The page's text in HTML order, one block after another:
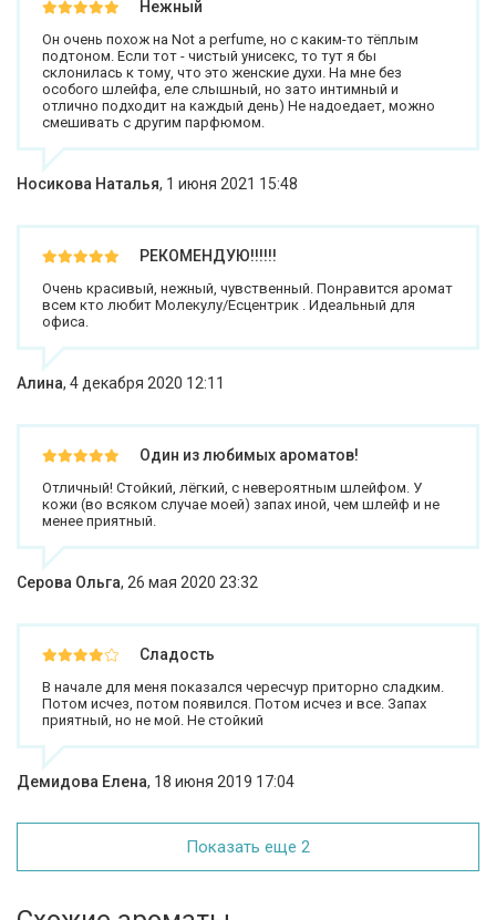
Нежный
Он очень похож на Not a perfume, но с каким-то тёплым
подтоном. Если тот - чистый унисекс, то тут я бы
склонилась к тому, что это женские духи. На мне без
особого шлейфа, еле слышный, но зато интимный и
отлично подходит на каждый день) Не надоедает, можно
смешивать с другим парфюмом.
Носикова Наталья, 1 июня 2021 15:48
РЕКОМЕНДУЮ!!!!!!
Очень красивый, нежный, чувственный. Понравится аромат
всем кто любит Молекулу/Есцентрик . Идеальный для
офиса.
Алина, 4 декабря 2020 12:11
Один из любимых ароматов!
Отличный! Стойкий, лёгкий, с невероятным шлейфом. У
кожи (во всяком случае моей) запах иной, чем шлейф и не
менее приятный.
Серова Ольга, 26 мая 2020 23:32
Сладость
В начале для меня показался чересчур приторно сладким.
Потом исчез, потом появился. Потом исчез и все. Запах
приятный, но не мой. Не стойкий
Демидова Елена, 18 июня 2019 17:04
Показать еще 2